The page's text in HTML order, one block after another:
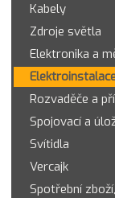
Kabely
Zdroje světla
Elektronika a
Rozvaděče a
Spojovací a
Svítidla
Vercajk
Spotřební